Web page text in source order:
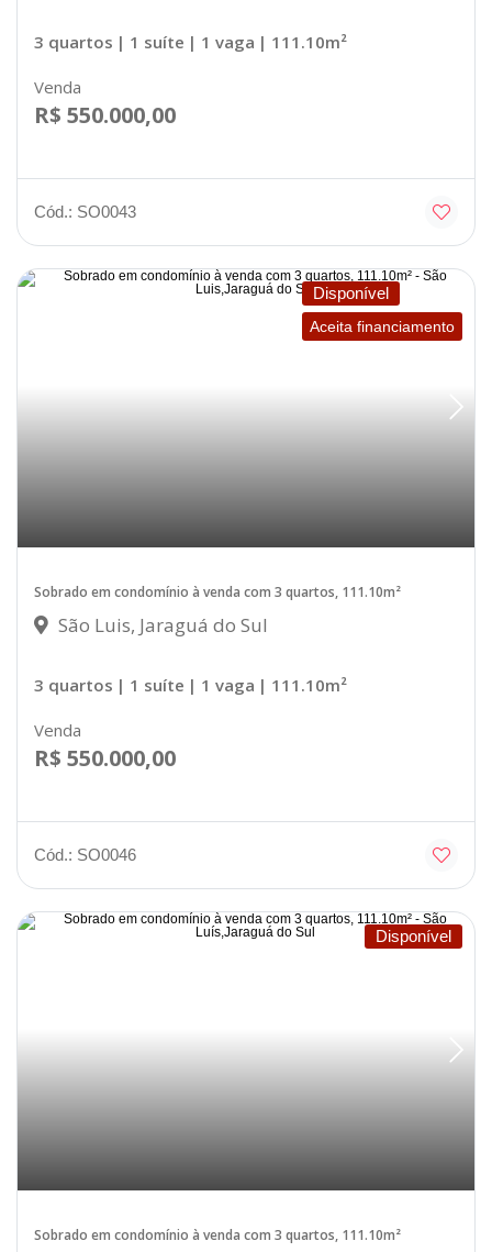
3 quartos | 1 suíte | 1 vaga | 111.10m²
Venda
R$ 550.000,00
Cód.: SO0043
Disponível
Aceita financiamento
Sobrado em condomínio à venda com 3 quartos, 111.10m²
São Luis, Jaraguá do Sul
3 quartos | 1 suíte | 1 vaga | 111.10m²
Venda
R$ 550.000,00
Cód.: SO0046
Disponível
Sobrado em condomínio à venda com 3 quartos, 111.10m²